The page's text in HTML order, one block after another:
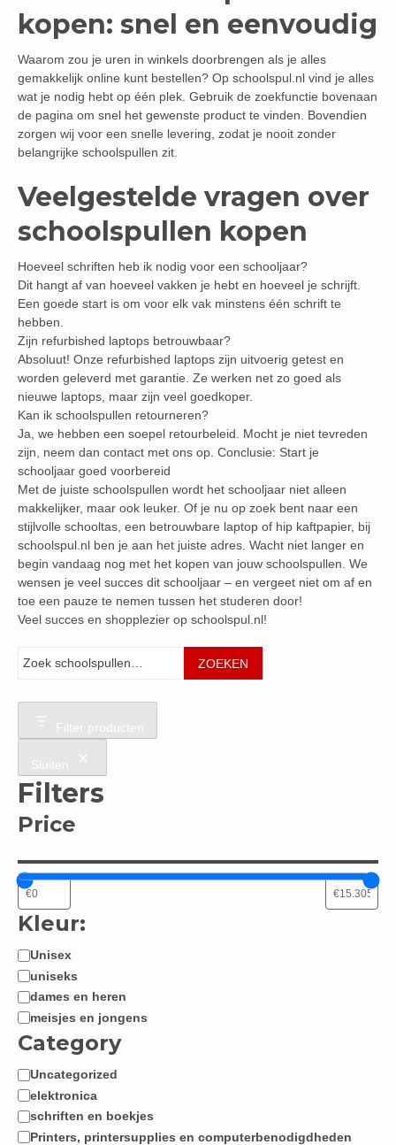
kopen: snel en eenvoudig
Waarom zou je uren in winkels doorbrengen als je alles
gemakkelijk online kunt bestellen? Op schoolspul.nl vind je alles
wat je nodig hebt op één plek. Gebruik de zoekfunctie bovenaan
de pagina om snel het gewenste product te vinden. Bovendien
zorgen wij voor een snelle levering, zodat je nooit zonder
belangrijke schoolspullen zit.
Veelgestelde vragen over
schoolspullen kopen
Hoeveel schriften heb ik nodig voor een schooljaar?
Dit hangt af van hoeveel vakken je hebt en hoeveel je schrijft.
Een goede start is om voor elk vak minstens één schrift te
hebben.
Zijn refurbished laptops betrouwbaar?
Absoluut! Onze refurbished laptops zijn uitvoerig getest en
worden geleverd met garantie. Ze werken net zo goed als
nieuwe laptops, maar zijn veel goedkoper.
Kan ik schoolspullen retourneren?
Ja, we hebben een soepel retourbeleid. Mocht je niet tevreden
zijn, neem dan contact met ons op. Conclusie: Start je
schooljaar goed voorbereid
Met de juiste schoolspullen wordt het schooljaar niet alleen
makkelijker, maar ook leuker. Of je nu op zoek bent naar een
stijlvolle schooltas, een betrouwbare laptop of hip kaftpapier, bij
schoolspul.nl ben je aan het juiste adres. Wacht niet langer en
begin vandaag nog met het kopen van jouw schoolspullen. We
wensen je veel succes dit schooljaar – en vergeet niet om af en
toe een pauze te nemen tussen het studeren door!
Veel succes en shopplezier op schoolspul.nl!
Zoeken
ZOEKEN
Filter producten
Sluiten
Filters
Price
Kleur:
Jongen
/
Meisje:
Unisex
uniseks
dames en heren
meisjes en jongens
Category
Categorie
Uncategorized
elektronica
schriften en boekjes
Printers, printersupplies en computerbenodigdheden